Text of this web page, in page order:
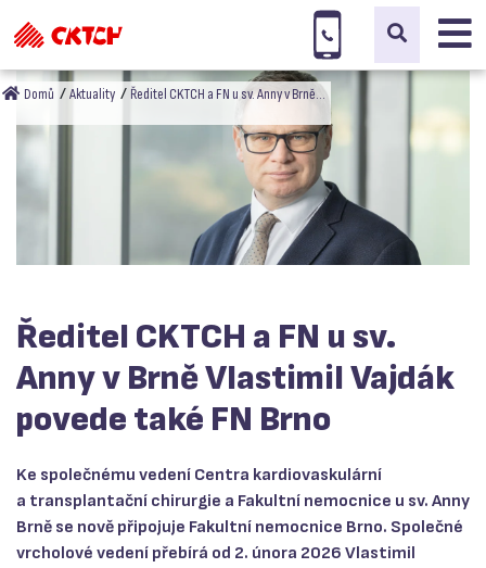
Domů Aktuality Ředitel CKTCH a FN u sv. Anny v Brně…
Ředitel CKTCH a FN u sv.
Anny v Brně Vlastimil Vajdák
povede také FN Brno
Ke společnému vedení Centra kardiovaskulární
a transplantační chirurgie a Fakultní nemocnice u sv. Anny
Brně se nově připojuje Fakultní nemocnice Brno. Společné
vrcholové vedení přebírá od 2. února 2026 Vlastimil